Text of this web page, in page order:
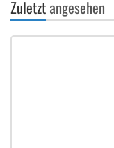
Zuletztangesehen